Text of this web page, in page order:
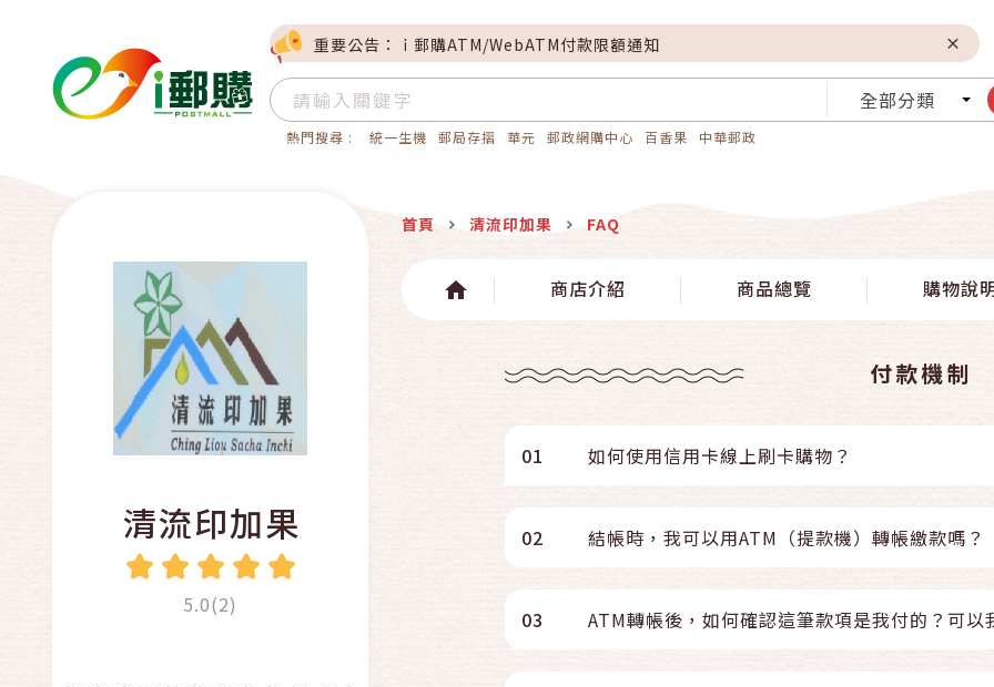
重要公告：ｉ郵購ATM/WebATM付款限額通知
全部分類
熱門搜尋 : 統一生機 郵局存摺 華元 郵政網購中心 百香果 中華郵政
清流印加果
5.0(2)
首頁 清流印加果 FAQ
商店介紹 商品總覽 購物說
付款機制
01 如何使用信用卡線上刷卡購物？
02 結帳時，我可以用ATM（提款機）轉帳繳款嗎？
03 ATM轉帳後，如何確認這筆款項是我付的？可